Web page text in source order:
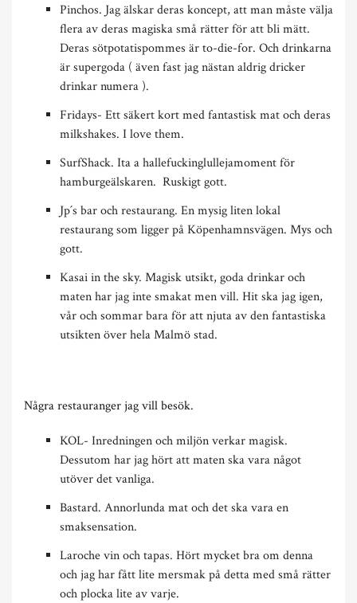
Pinchos. Jag älskar deras koncept, att man måste välja
flera av deras magiska små rätter för att bli mätt.
Deras sötpotatispommes är to-die-for. Och drinkarna
är supergoda ( även fast jag nästan aldrig dricker
drinkar numera ).
Fridays- Ett säkert kort med fantastisk mat och deras
milkshakes. I love them.
SurfShack. Ita a hallefuckinglullejamoment för
hamburgeälskaren. Ruskigt gott.
Jp´s bar och restaurang. En mysig liten lokal
restaurang som ligger på Köpenhamnsvägen. Mys och
gott.
Kasai in the sky. Magisk utsikt, goda drinkar och
maten har jag inte smakat men vill. Hit ska jag igen,
vår och sommar bara för att njuta av den fantastiska
utsikten över hela Malmö stad.
Några restauranger jag vill besök.
KOL- Inredningen och miljön verkar magisk.
Dessutom har jag hört att maten ska vara något
utöver det vanliga.
Bastard. Annorlunda mat och det ska vara en
smaksensation.
Laroche vin och tapas. Hört mycket bra om denna
och jag har fått lite mersmak på detta med små rätter
och plocka lite av varje.